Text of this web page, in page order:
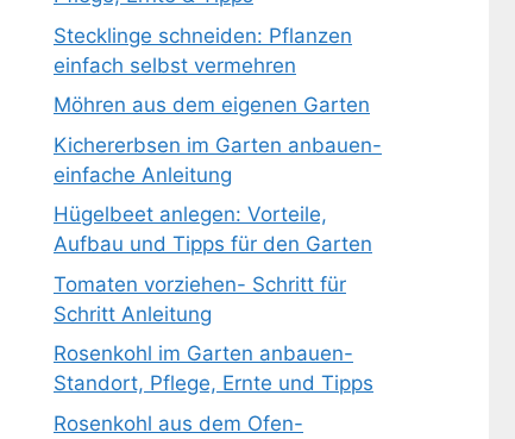
Stecklinge schneiden: Pflanzen
einfach selbst vermehren
Möhren aus dem eigenen Garten
Kichererbsen im Garten anbauen-
einfache Anleitung
Hügelbeet anlegen: Vorteile,
Aufbau und Tipps für den Garten
Tomaten vorziehen- Schritt für
Schritt Anleitung
Rosenkohl im Garten anbauen-
Standort, Pflege, Ernte und Tipps
Rosenkohl aus dem Ofen-